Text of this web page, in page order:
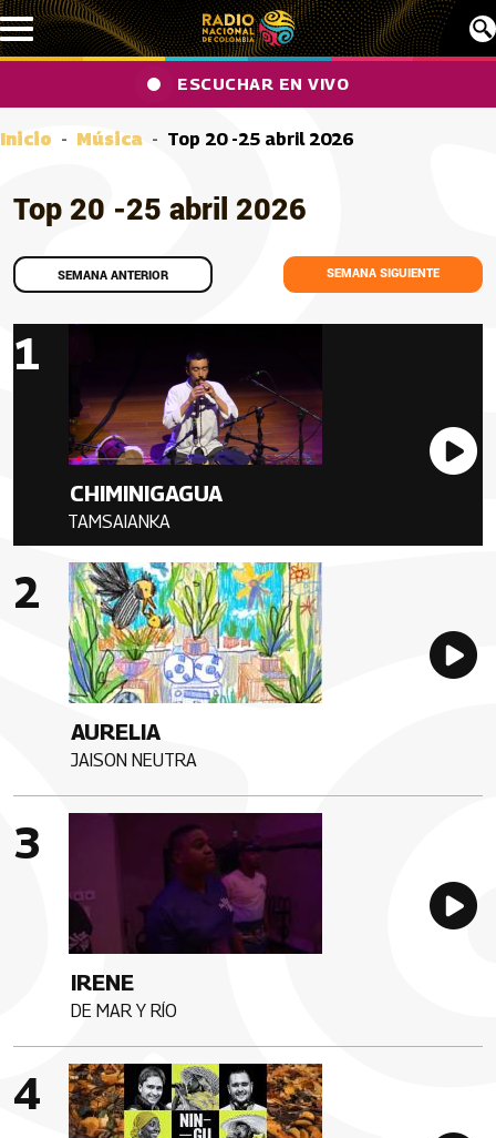
Pasar al contenido principal
ESCUCHAR EN VIVO
Inicio Música Top 20 -25 abril 2026
Top 20 -25 abril 2026
SEMANA ANTERIOR SEMANA SIGUIENTE
Canciones
CHIMINIGAGUA
Artista
TAMSAIANKA
Imagen portada
AURELIA
Artista
JAISON NEUTRA
Imagen portada
IRENE
Artista
DE MAR Y RÍO
Imagen portada